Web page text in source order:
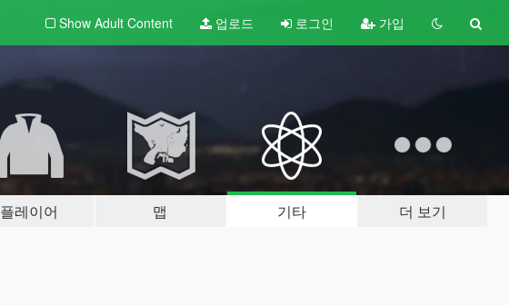
Show Adult Content 업로드 로그인 가입
플레이어 맵 기타 더 보기